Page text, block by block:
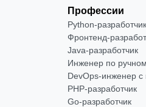
Профессии
Python-разработчик
Фронтенд-
Java-разработчик
Инженер по
DevOps-инженер с
РНР-разработчик
Go-разработчик